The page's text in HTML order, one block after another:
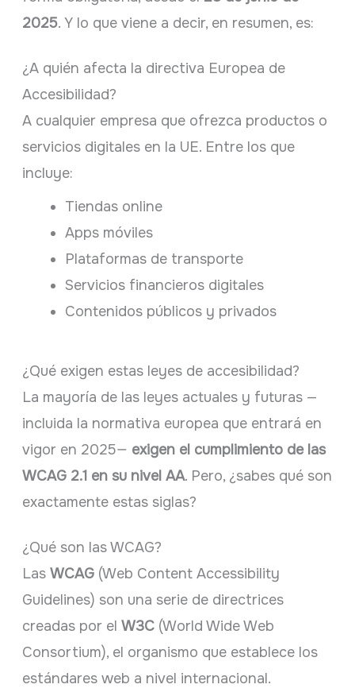
2025. Y lo que viene a decir, en resumen, es:
¿A quién afecta la directiva Europea de
Accesibilidad?
A cualquier empresa que ofrezca productos o
servicios digitales en la UE. Entre los que
incluye:
Tiendas online
Apps móviles
Plataformas de transporte
Servicios financieros digitales
Contenidos públicos y privados
¿Qué exigen estas leyes de accesibilidad?
La mayoría de las leyes actuales y futuras —
incluida la normativa europea que entrará en
vigor en 2025— exigen el cumplimiento de las
WCAG 2.1 en su nivel AA. Pero, ¿sabes qué son
exactamente estas siglas?
¿Qué son las WCAG?
Las WCAG(Web Content Accessibility
Guidelines) son una serie de directrices
creadas por el W3C(World Wide Web
Consortium), el organismo que establece los
estándares web a nivel internacional.